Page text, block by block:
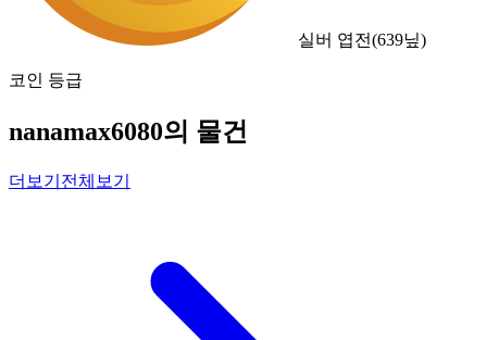
실버 엽전(639닢)
코인 등급
nanamax6080의 물건
더보기 전체보기